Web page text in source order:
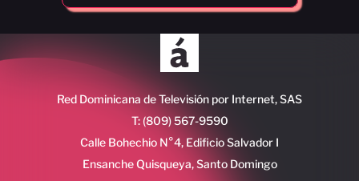
Red Dominicana de Televisión por Internet, SAS
T: (809) 567-9590
Calle Bohechio N°4, Edificio Salvador I
Ensanche Quisqueya, Santo Domingo